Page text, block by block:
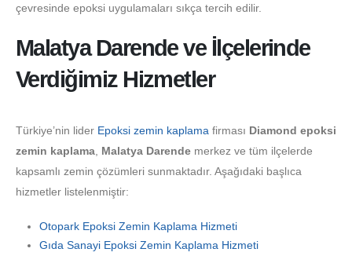
çevresinde epoksi uygulamaları sıkça tercih edilir.
Malatya Darende ve İlçelerinde
Verdiğimiz Hizmetler
Türkiye’nin lider Epoksi zemin kaplama firması Diamond epoksi
zemin kaplama, Malatya Darende merkez ve tüm ilçelerde
kapsamlı zemin çözümleri sunmaktadır. Aşağıdaki başlıca
hizmetler listelenmiştir:
Otopark Epoksi Zemin Kaplama Hizmeti
Gıda Sanayi Epoksi Zemin Kaplama Hizmeti